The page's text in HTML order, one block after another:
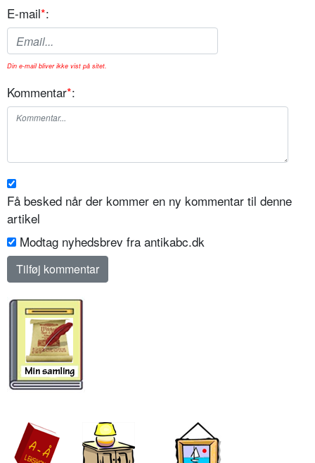
E-mail*:
Din e-mail bliver ikke vist på sitet.
Kommentar*:
Få besked når der kommer en ny kommentar til denne
artikel
Modtag nyhedsbrev fra antikabc.dk